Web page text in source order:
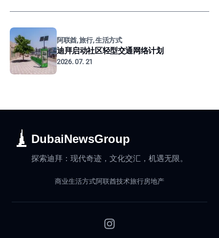
阿联酋, 旅行, 生活方式
迪拜启动社区轻型交通网络计划
2026. 07. 21
DubaiNewsGroup
探索迪拜：现代奇迹，文化交汇，机遇无限。
商业生活方式阿联酋技术旅行房地产